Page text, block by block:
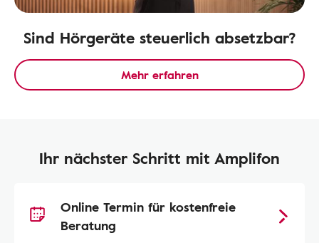
Sind Hörgeräte steuerlich absetzbar?
Mehr erfahren
Ihr nächster Schritt mit Amplifon
Online Termin für kostenfreie
Beratung